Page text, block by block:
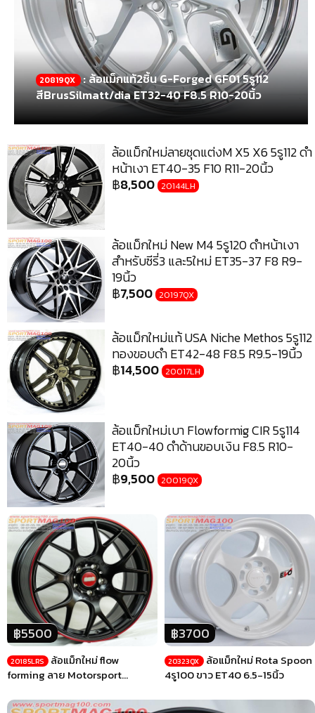
20819QX
: ล้อแม็กแท้2ชิ้น G-Forged GF01 5รู112
สีBrusSilmatt/dia ET32-40 F8.5 R10-20นิ้ว
ล้อแม็กใหม่ลายชุดแต่งM X5 X6 5รู112 ดำ
หน้าเงา ET40-35 F10 R11-20นิ้ว
฿8,500 20144LH
ล้อแม็กใหม่ New M4 5รู120 ดำหน้าเงา
สำหรับซีรี่3 และ5ใหม่ ET35-37 F8 R9-
19นิ้ว
฿7,500 20197QX
ล้อแม็กใหม่แท้ USA Niche Methos 5รู112
ทองขอบดำ ET42-48 F8.5 R9.5-19นิ้ว
฿14,500 20017LH
ล้อแม็กใหม่เบา Flowformig CIR 5รู114
ET40-40 ดำด้านขอบเงิน F8.5 R10-
20นิ้ว
฿9,500 20019QX
฿5500
20185LRS
ล้อแม็กใหม่ flow
forming ลาย Motorsport
18นิ้ว
฿3700
20323QX
ล้อแม็กใหม่ Rota Spoon
4รู100 ขาว ET40 6.5-15นิ้ว